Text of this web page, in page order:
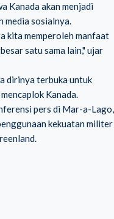
Kanada akan menjadi
media sosialnya.
kita memperoleh manfaat
satu sama lain," ujar
dirinya terbuka untuk
Kanada.
pers di Mar-a-Lago,
kekuatan militer